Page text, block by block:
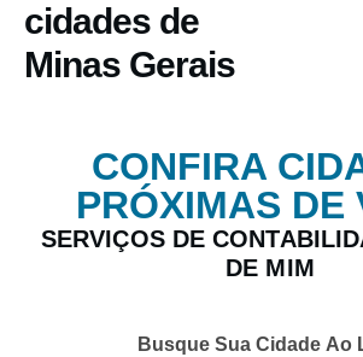
cidades de
Minas Gerais
CONFIRA
PRÓXIMAS DE
SERVIÇOS DE
DE MIM
Busque Sua Cidade Ao